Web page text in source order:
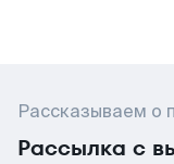
Рассказываем о
Рассылка с